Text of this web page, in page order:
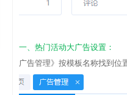
一、热门活动大广告设置：
广告管理》按模板名称找到位